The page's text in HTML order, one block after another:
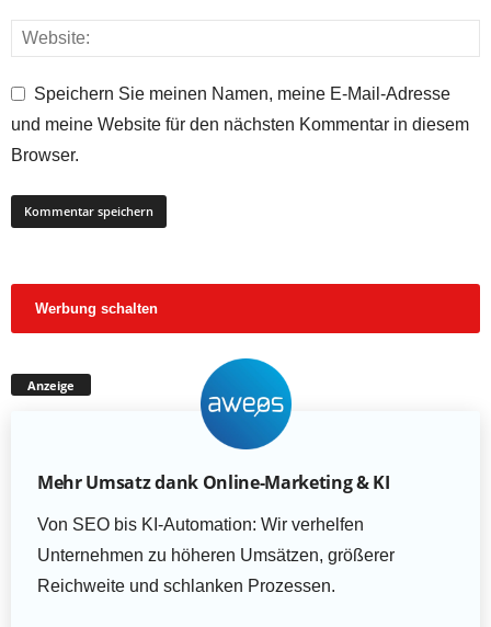
Speichern Sie meinen Namen, meine E-Mail-Adresse
und meine Website für den nächsten Kommentar in diesem
Browser.
Werbung schalten
Anzeige
Mehr Umsatz dank Online-Marketing & KI
Von SEO bis KI-Automation: Wir verhelfen
Unternehmen zu höheren Umsätzen, größerer
Reichweite und schlanken Prozessen.